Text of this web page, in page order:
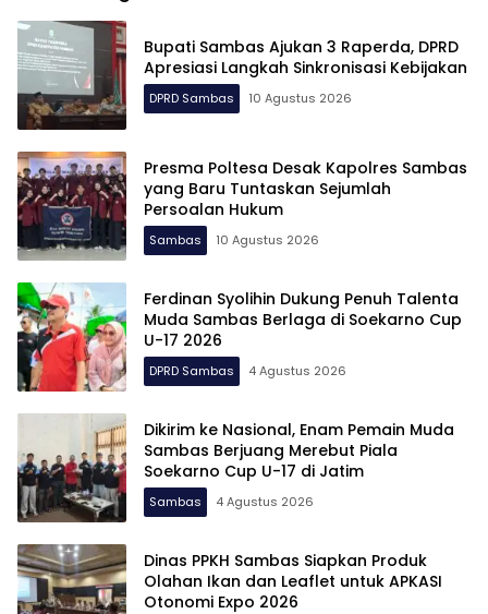
Bupati Sambas Ajukan 3 Raperda, DPRD
Apresiasi Langkah Sinkronisasi Kebijakan
DPRD Sambas 10 Agustus 2026
Presma Poltesa Desak Kapolres Sambas
yang Baru Tuntaskan Sejumlah
Persoalan Hukum
Sambas 10 Agustus 2026
Ferdinan Syolihin Dukung Penuh Talenta
Muda Sambas Berlaga di Soekarno Cup
U-17 2026
DPRD Sambas 4 Agustus 2026
Dikirim ke Nasional, Enam Pemain Muda
Sambas Berjuang Merebut Piala
Soekarno Cup U-17 di Jatim
Sambas 4 Agustus 2026
Dinas PPKH Sambas Siapkan Produk
Olahan Ikan dan Leaflet untuk APKASI
Otonomi Expo 2026